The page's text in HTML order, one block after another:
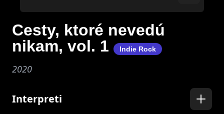
Cesty, ktoré nevedú
nikam, vol. 1
Indie Rock
2020
Interpreti